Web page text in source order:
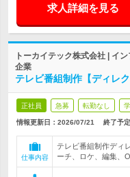
求人詳細を見る
トーカイテック株式会社 | イ
企業
テレビ番組制作【ディレ
正社員 急募 転勤なし
情報更新日：2026/07/21 終了予定
仕事内容
テレビ番組制作ディ
ーチ、ロケ、編集、